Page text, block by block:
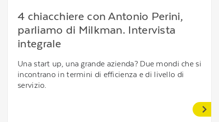
4 chiacchiere con Antonio Perini,
parliamo di Milkman. Intervista
integrale
Una start up, una grande azienda? Due mondi che si
incontrano in termini di efficienza e di livello di
servizio.